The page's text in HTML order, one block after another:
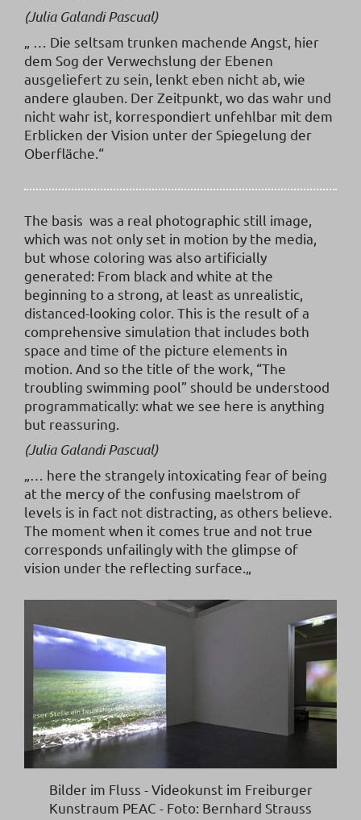
(Julia Galandi Pascual)
„ … Die seltsam trunken machende Angst, hier
dem Sog der Verwechslung der Ebenen
ausgeliefert zu sein, lenkt eben nicht ab, wie
andere glauben. Der Zeitpunkt, wo das wahr und
nicht wahr ist, korrespondiert unfehlbar mit dem
Erblicken der Vision unter der Spiegelung der
Oberfläche.“
The basis was a real photographic still image,
which was not only set in motion by the media,
but whose coloring was also artificially
generated: From black and white at the
beginning to a strong, at least as unrealistic,
distanced-looking color. This is the result of a
comprehensive simulation that includes both
space and time of the picture elements in
motion. And so the title of the work, “The
troubling swimming pool” should be understood
programmatically: what we see here is anything
but reassuring.
(Julia Galandi Pascual)
„… here the strangely intoxicating fear of being
at the mercy of the confusing maelstrom of
levels is in fact not distracting, as others believe.
The moment when it comes true and not true
corresponds unfailingly with the glimpse of
vision under the reflecting surface.„
Bilder im Fluss - Videokunst im Freiburger
Kunstraum PEAC - Foto: Bernhard Strauss